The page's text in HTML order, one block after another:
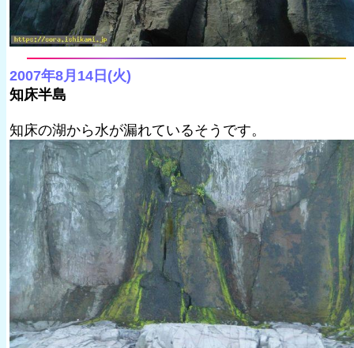
2007年8月14日(火)
知床半島
知床の湖から水が漏れているそうです。